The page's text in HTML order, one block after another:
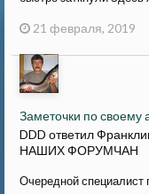
21 февраля, 2019
Заметочки по своему
DDD ответил
НАШИХ ФОРУМЧАН
Очередной специалист